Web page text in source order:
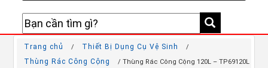
Trang chủ / Thiết Bị Dụng Cụ Vệ Sinh /
Thùng Rác Công Cộng / Thùng Rác Công Cộng 120L – TP69120L